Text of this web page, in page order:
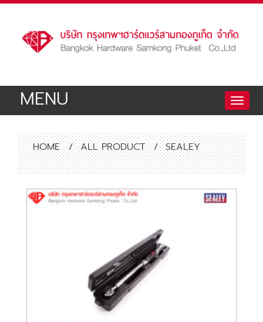
Toggle
MENU
HOME / ALL PRODUCT / SEALEY